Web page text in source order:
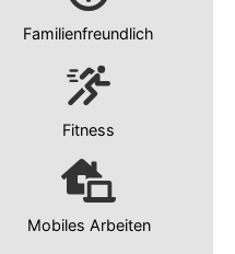
Familienfreundlich
Fitness
Mobiles Arbeiten